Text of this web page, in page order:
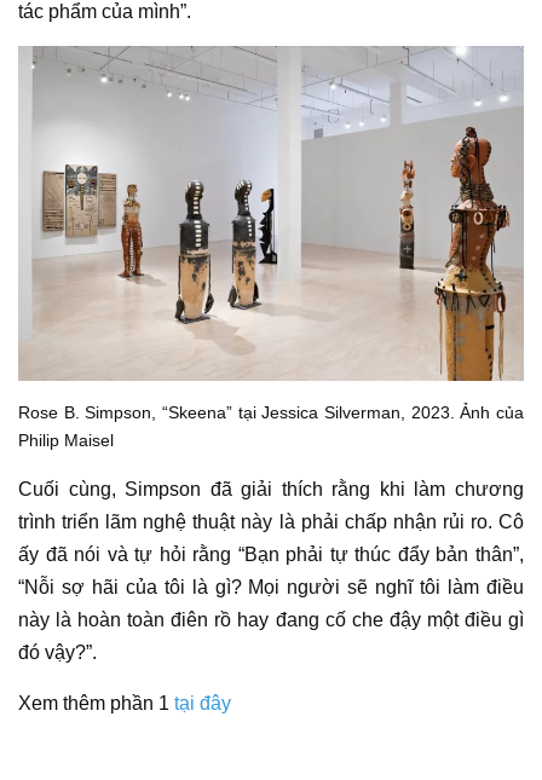
tác phẩm của mình”.
Rose B. Simpson, “Skeena” tại Jessica Silverman, 2023. Ảnh của
Philip Maisel
Cuối cùng, Simpson đã giải thích rằng khi làm chương
trìnhtriển lãm nghệ thuậtnày là phải chấp nhận rủi ro. Cô
ấy đã nói và tự hỏi rằng “Bạn phải tự thúc đẩy bản thân”,
“Nỗi sợ hãi của tôi là gì? Mọi người sẽ nghĩ tôi làm điều
này là hoàn toàn điên rồ hay đang cố che đậy một điều gì
đó vậy?”.
Xem thêm phần 1 tại đây